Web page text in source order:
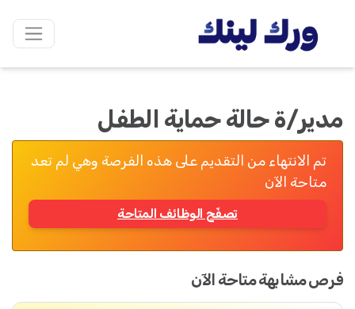
مدير/ة حالة حماية الطفل
تم الانتهاء من التقديم على هذه الفرصة وهي لم تعد
متاحة الآن
تصفّح الوظائف المتاحة
فرص مشابهة متاحة الآن